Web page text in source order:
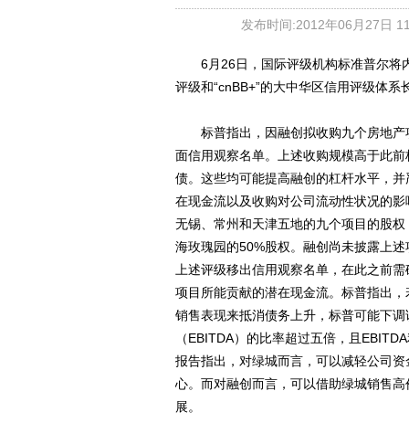
发布时间:2012年06月27日
6月26日，国际评级机构标准普尔将内
评级和“cnBB+”的大中华区信用评级体系
标普指出，因融创拟收购九个房地产
面信用观察名单。上述收购规模高于此
债。这些均可能提高融创的杠杆水平，
在现金流以及收购对公司流动性状况的
无锡、常州和天津五地的九个项目的股
海玫瑰园的50%股权。融创尚未披露上
上述评级移出信用观察名单，在此之前
项目所能贡献的潜在现金流。标普指出
销售表现来抵消债务上升，标普可能下
（EBITDA）的比率超过五倍，且
报告指出，对绿城而言，可以减轻公司
心。而对融创而言，可以借助绿城销售
展。